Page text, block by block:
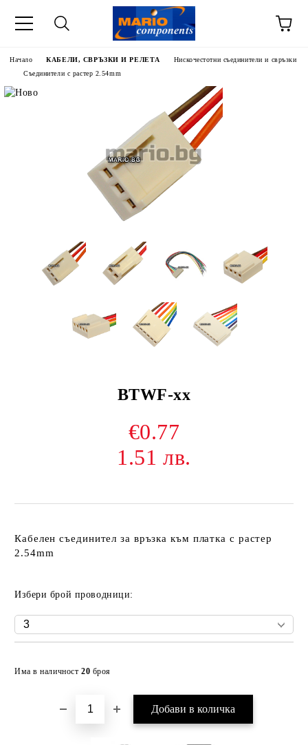
Начало КАБЕЛИ, СВРЪЗКИ И РЕЛЕТА
Нискочестотни съединители и свръзки
Съединители с растер 2.54mm
BTWF-xx
€0.77
1.51 лв.
Кабелен съединител за връзка към платка с растер
2.54mm
Избери брой проводници:
Има в наличност 20 броя